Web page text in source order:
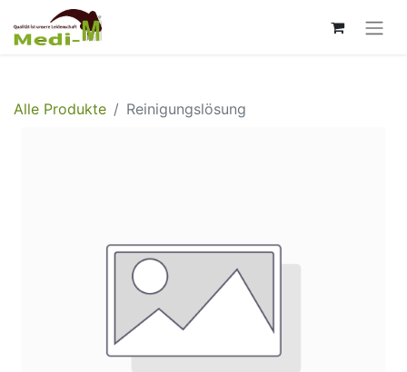
Alle Produkte Reinigungslösung